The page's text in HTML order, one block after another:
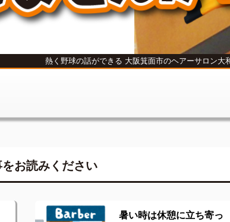
熱く野球の話ができる 大阪箕面市のヘアーサロン大
お読みください
暑い時は休憩に立ち寄っ